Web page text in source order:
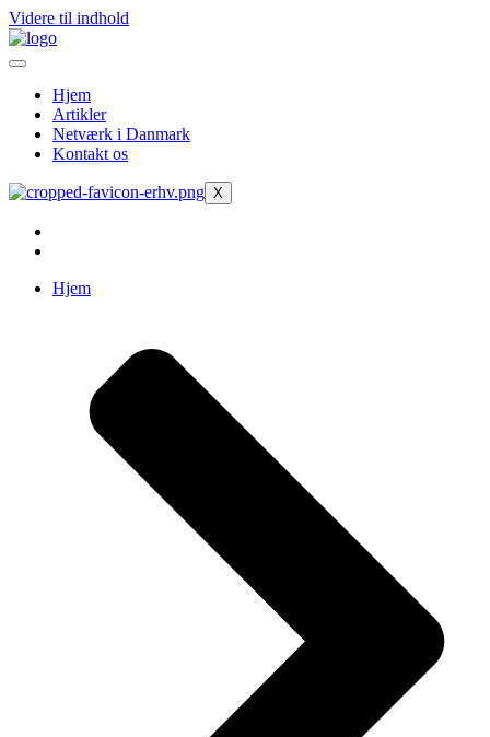
Videre til indhold
Hjem
Artikler
Netværk i Danmark
Kontakt os
X
Hjem